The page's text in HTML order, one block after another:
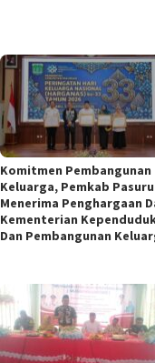
Komitmen Pembangunan
Keluarga, Pemkab
Menerima Penghargaan
Kementerian
Dan Pembangunan